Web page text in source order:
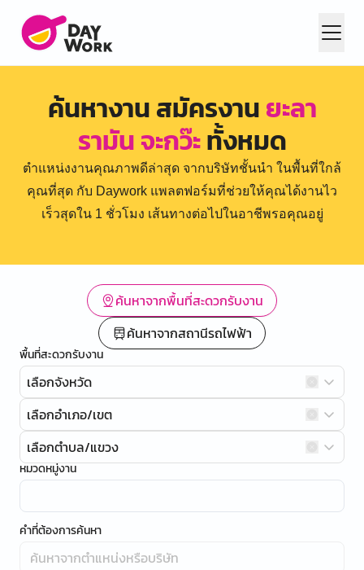
ค้นหางาน สมัครงานยะลา
รามัน จะกว๊ะทั้งหมด
ตำแหน่งงานคุณภาพดีล่าสุด จากบริษัทชั้นนำ ในพื้นที่ใกล้
คุณที่สุด กับ Daywork แพลตฟอร์มที่ช่วยให้คุณได้งานไว
เร็วสุดใน 1 ชั่วโมง เส้นทางต่อไปในอาชีพรอคุณอยู่
ค้นหาจากพื้นที่สะดวกรับงาน
ค้นหาจากสถานีรถไฟฟ้า
พื้นที่สะดวกรับงาน
เลือกจังหวัด
เลือกอำเภอ/เขต
เลือกตำบล/แขวง
หมวดหมู่งาน
คำที่ต้องการค้นหา